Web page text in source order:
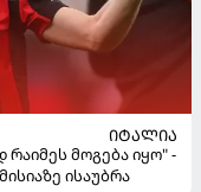
ᲘᲢᲐᲚᲘᲐ
მოგება იყო" -
ისაუბრა